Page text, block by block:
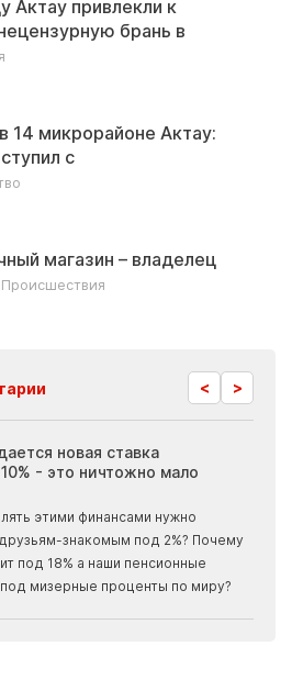
Актау привлекли к
брань в
14 микрорайоне Актау:
с
магазин – владелец
Происшествия
< >
новая ставка
- это ничтожно мало
этими финансами нужно
знакомым под 2%? Почему
под 18% а наши пенсионные
мизерные проценты по миру?